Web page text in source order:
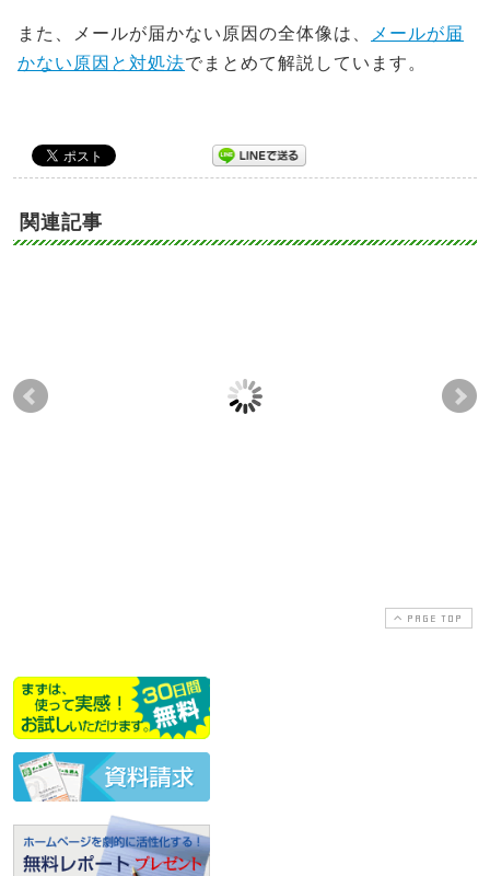
また、メールが届かない原因の全体像は、
メールが届
かない原因と対処法でまとめて解説しています。
関連記事
ステップメールの効果
クリック率測定機能導
開
PAGE TOP